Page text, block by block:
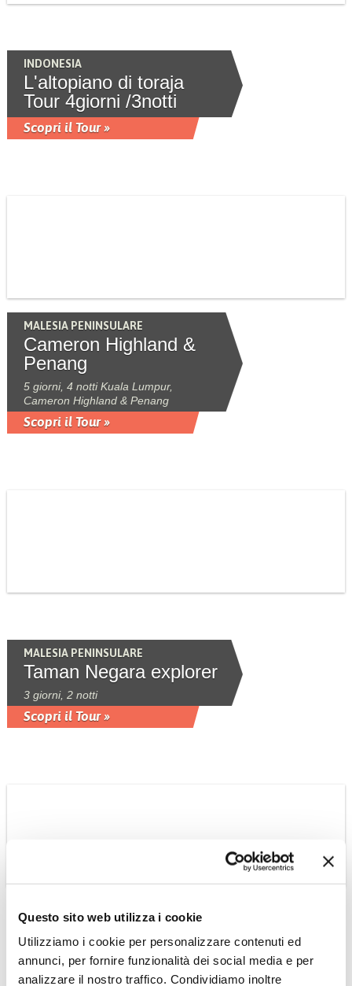
Questo sito web utilizza i cookie
Utilizziamo i cookie per personalizzare contenuti ed
annunci, per fornire funzionalità dei social media e per
analizzare il nostro traffico. Condividiamo inoltre
INDONESIA
L'altopiano di toraja
Tour 4giorni /3notti
Scopri il Tour »
MALESIA PENINSULARE
Cameron Highland &
Penang
5 giorni, 4 notti Kuala Lumpur,
Cameron Highland & Penang
Scopri il Tour »
MALESIA PENINSULARE
Taman Negara explorer
3 giorni, 2 notti
Scopri il Tour »
Tour Best of Peninsula
7 giorni, 6 notti, Kuala Lumpur &
Malacca, Parco del Taman Negara,
Cameron Highland & Penang, 7giorni 6